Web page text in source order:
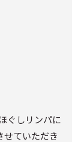
ぐしリンパに
せていただき